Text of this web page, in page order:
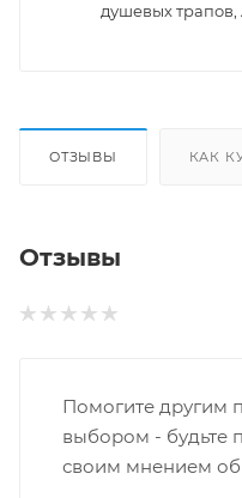
душевых трапов,
ОТЗЫВЫ КАК
Отзывы
Помогите другим
выбором - будьте
своим мнением об